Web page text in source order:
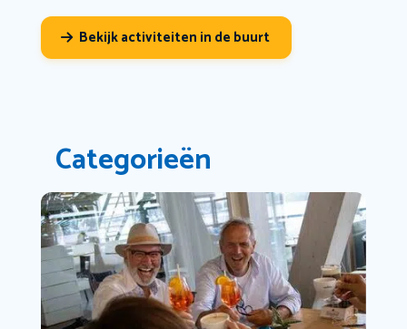
Bekijk activiteiten in de buurt
Categorieën